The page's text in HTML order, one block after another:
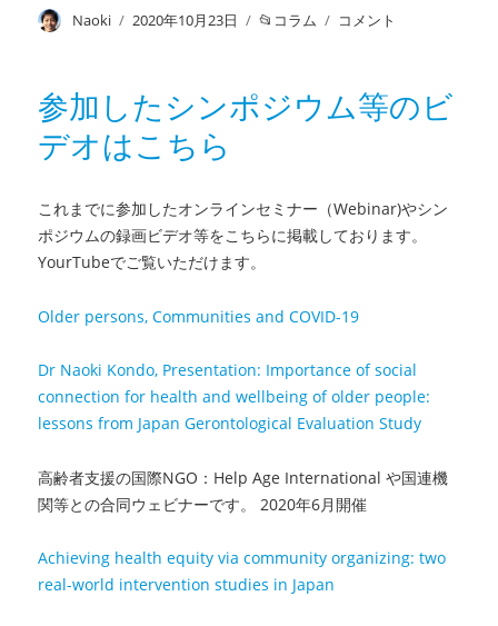
投
Naoki
投
2020年10月23日
カ
ー
コラム
京
大
学
研
会
学
分
野
員
（2020
9
コメント
参加したシンポジウム等のビ
デオはこちら
これまでに参加したオンラインセミナー（Webinar)やシン
ポジウムの録画ビデオ等をこちらに掲載しております。
YourTubeでご覧いただけます。
Older persons, Communities and COVID-19
Dr Naoki Kondo, Presentation: Importance of social
connection for health and wellbeing of older people:
lessons from Japan Gerontological Evaluation Study
高齢者支援の国際NGO：Help Age International や国連機
関等との合同ウェビナーです。 2020年6月開催
Achieving health equity via community organizing: two
real-world intervention studies in Japan